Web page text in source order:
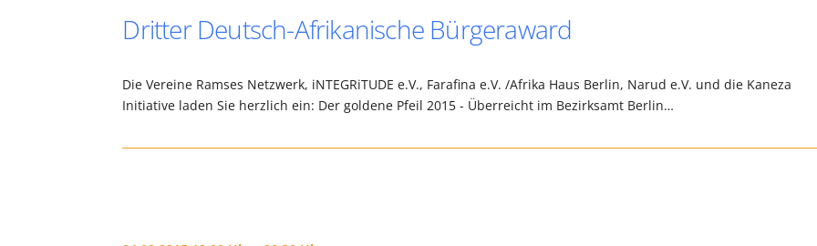
Dritter Deutsch-Afrikanische Bürgeraward
Die Vereine Ramses Netzwerk, iNTEGRiTUDE e.V., Farafina e.V. /Afrika Haus Berlin, Narud e.V. und die Kaneza
Initiative laden Sie herzlich ein: Der goldene Pfeil 2015 - Überreicht im Bezirksamt Berlin…